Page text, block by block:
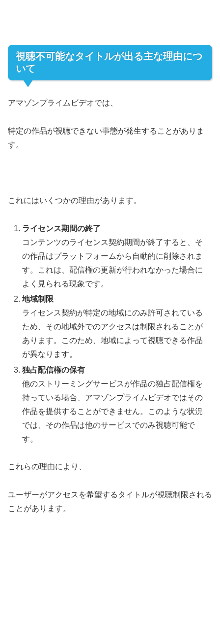
視聴不可能なタイトルが出る主な理由につ
いて
アマゾンプライムビデオでは、
特定の作品が視聴できない事態が発生することがありま
す。
これにはいくつかの理由があります。
ライセンス期間の終了
コンテンツのライセンス契約期間が終了すると、そ
の作品はプラットフォームから自動的に削除されま
す。これは、配信権の更新が行われなかった場合に
よく見られる現象です。
地域制限
ライセンス契約が特定の地域にのみ許可されている
ため、その地域外でのアクセスは制限されることが
あります。このため、地域によって視聴できる作品
が異なります。
独占配信権の保有
他のストリーミングサービスが作品の独占配信権を
持っている場合、アマゾンプライムビデオではその
作品を提供することができません。このような状況
では、その作品は他のサービスでのみ視聴可能で
す。
これらの理由により、
ユーザーがアクセスを希望するタイトルが視聴制限される
ことがあります。